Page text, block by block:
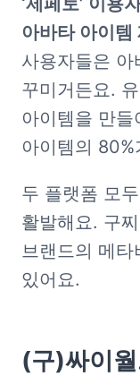
아바타 아이템
사용자들은 아
꾸미거든요.
아이템을 만
아이템의
두 플랫폼 모
활발해요. 구
브랜드의 메
있어요.
(구)싸이